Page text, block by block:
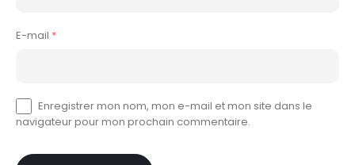
E-mail *
Enregistrer mon nom, mon e-mail et mon site dans le
navigateur pour mon prochain commentaire.